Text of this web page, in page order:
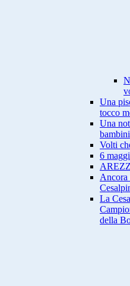
Una
tocco
Una
bambini
Volti
6
Ancora
La
della